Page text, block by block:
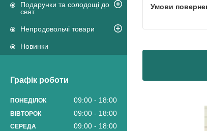
Подарунки та солодощі до
свят
Непродовольчі товари
Новинки
Графік роботи
ПОНЕДІЛОК 09:00 18:00
ВІВТОРОК 09:00 18:00
СЕРЕДА 09:00 18:00